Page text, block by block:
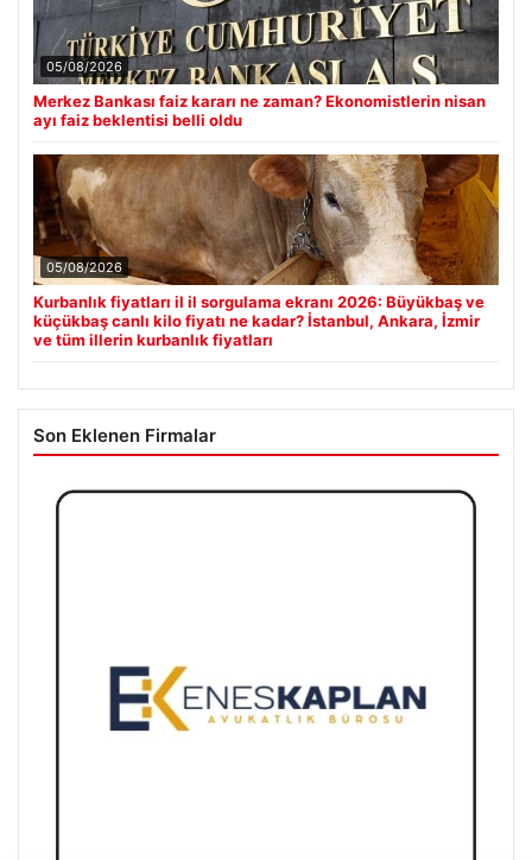
05/08/2026
Merkez Bankası faiz kararı ne zaman? Ekonomistlerin nisan
ayı faiz beklentisi belli oldu
05/08/2026
Kurbanlık fiyatları il il sorgulama ekranı 2026: Büyükbaş ve
küçükbaş canlı kilo fiyatı ne kadar? İstanbul, Ankara, İzmir
ve tüm illerin kurbanlık fiyatları
Son Eklenen Firmalar